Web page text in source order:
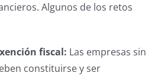
Algunos de los retos
fiscal: Las empresas sin
constituirse y ser